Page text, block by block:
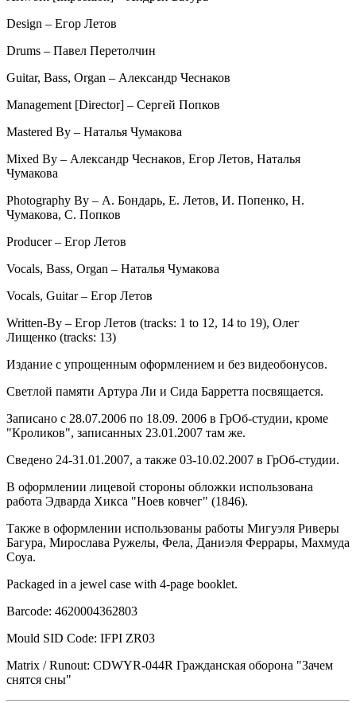
Design – Егор Летов
Drums – Павел Перетолчин
Guitar, Bass, Organ – Александр Чеснаков
Management [Director] – Сергей Попков
Mastered By – Наталья Чумакова
Mixed By – Александр Чеснаков, Егор Летов, Наталья
Чумакова
Photography By – А. Бондарь, Е. Летов, И. Попенко, Н.
Чумакова, С. Попков
Producer – Егор Летов
Vocals, Bass, Organ – Наталья Чумакова
Vocals, Guitar – Егор Летов
Written-By – Егор Летов (tracks: 1 to 12, 14 to 19), Олег
Лищенко (tracks: 13)
Издание с упрощенным оформлением и без видеобонусов.
Светлой памяти Артура Ли и Сида Барретта посвящается.
Записано с 28.07.2006 по 18.09. 2006 в ГрОб-студии, кроме
"Кроликов", записанных 23.01.2007 там же.
Сведено 24-31.01.2007, а также 03-10.02.2007 в ГрОб-студии.
В оформлении лицевой стороны обложки использована
работа Эдварда Хикса "Ноев ковчег" (1846).
Также в оформлении использованы работы Мигуэля Риверы
Багура, Мирослава Ружелы, Фела, Даниэля Феррары, Махмуда
Соуа.
Packaged in a jewel case with 4-page booklet.
Barcode: 4620004362803
Mould SID Code: IFPI ZR03
Matrix / Runout: CDWYR-044R Гражданская оборона "Зачем
снятся сны"